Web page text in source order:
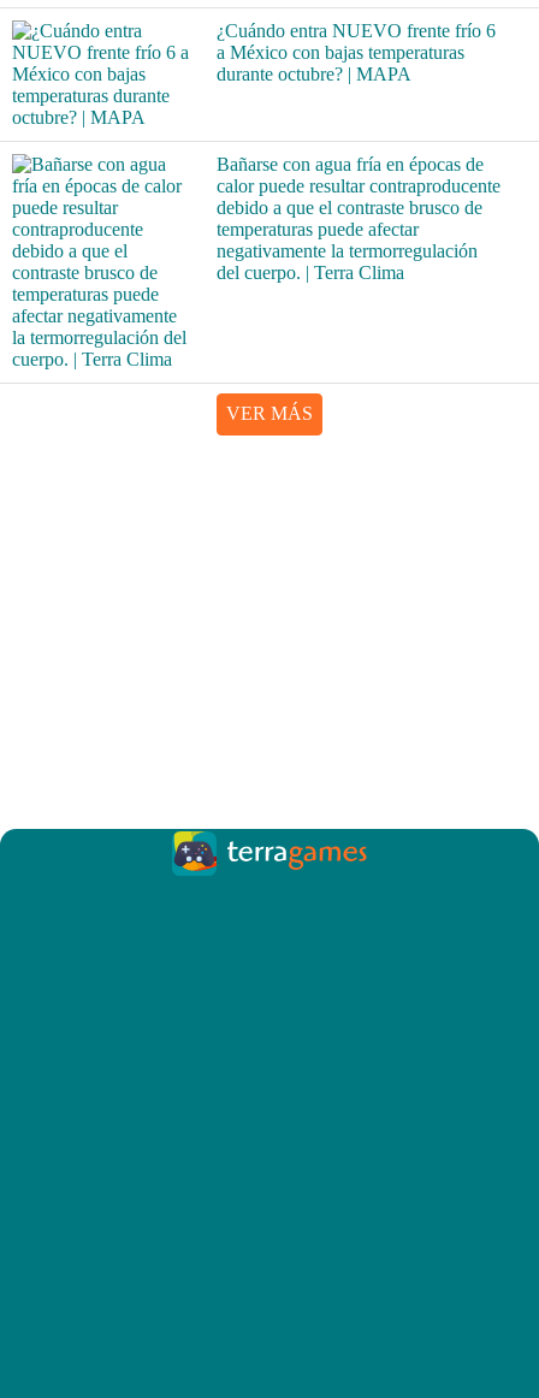
¿Cuándo entra NUEVO frente frío 6
a México con bajas temperaturas
durante octubre? | MAPA
Bañarse con agua fría en épocas de
calor puede resultar contraproducente
debido a que el contraste brusco de
temperaturas puede afectar
negativamente la termorregulación
del cuerpo. | Terra Clima
VER MÁS